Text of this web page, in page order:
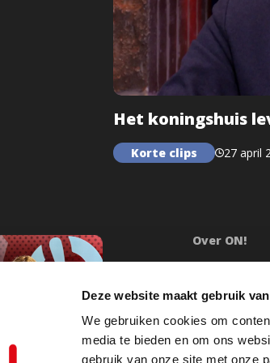
Deze website maakt gebruik
We gebruiken cookies om
media te bieden en om ons
gebruik van onze site met onze
Het koningshuis
Korte clips 27 april
Over ON!
Onze missie
Word lid